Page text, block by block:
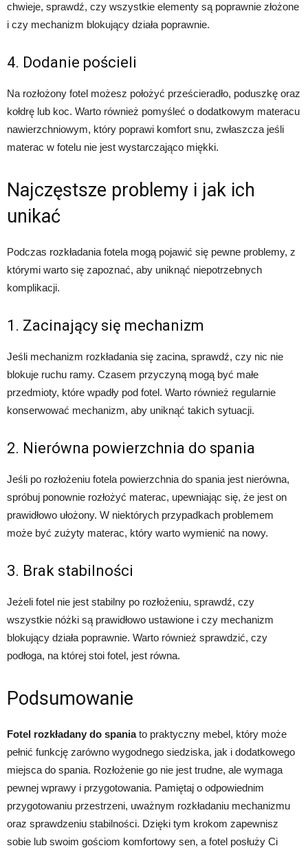
chwieje, sprawdź, czy wszystkie elementy są poprawnie złożone
i czy mechanizm blokujący działa poprawnie.
4. Dodanie pościeli
Na rozłożony fotel możesz położyć prześcieradło, poduszkę oraz
kołdrę lub koc. Warto również pomyśleć o dodatkowym materacu
nawierzchniowym, który poprawi komfort snu, zwłaszcza jeśli
materac w fotelu nie jest wystarczająco miękki.
Najczęstsze problemy i jak ich
unikać
Podczas rozkładania fotela mogą pojawić się pewne problemy, z
którymi warto się zapoznać, aby uniknąć niepotrzebnych
komplikacji.
1. Zacinający się mechanizm
Jeśli mechanizm rozkładania się zacina, sprawdź, czy nic nie
blokuje ruchu ramy. Czasem przyczyną mogą być małe
przedmioty, które wpadły pod fotel. Warto również regularnie
konserwować mechanizm, aby uniknąć takich sytuacji.
2. Nierówna powierzchnia do spania
Jeśli po rozłożeniu fotela powierzchnia do spania jest nierówna,
spróbuj ponownie rozłożyć materac, upewniając się, że jest on
prawidłowo ułożony. W niektórych przypadkach problemem
może być zużyty materac, który warto wymienić na nowy.
3. Brak stabilności
Jeżeli fotel nie jest stabilny po rozłożeniu, sprawdź, czy
wszystkie nóżki są prawidłowo ustawione i czy mechanizm
blokujący działa poprawnie. Warto również sprawdzić, czy
podłoga, na której stoi fotel, jest równa.
Podsumowanie
Fotel rozkładany do spaniato praktyczny mebel, który może
pełnić funkcję zarówno wygodnego siedziska, jak i dodatkowego
miejsca do spania. Rozłożenie go nie jest trudne, ale wymaga
pewnej wprawy i przygotowania. Pamiętaj o odpowiednim
przygotowaniu przestrzeni, uważnym rozkładaniu mechanizmu
oraz sprawdzeniu stabilności. Dzięki tym krokom zapewnisz
sobie lub swoim gościom komfortowy sen, a fotel posłuży Ci